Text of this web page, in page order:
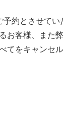
約とさせてい
お客様、また
てをキャンセ